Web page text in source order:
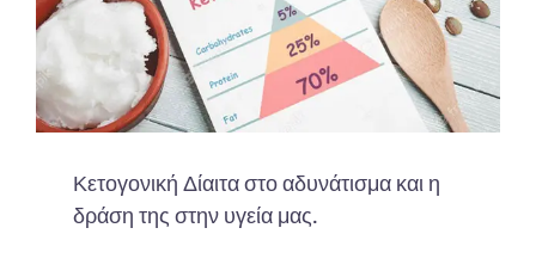
Κετογονική Δίαιτα στο αδυνάτισμα και η
δράση της στην υγεία μας.